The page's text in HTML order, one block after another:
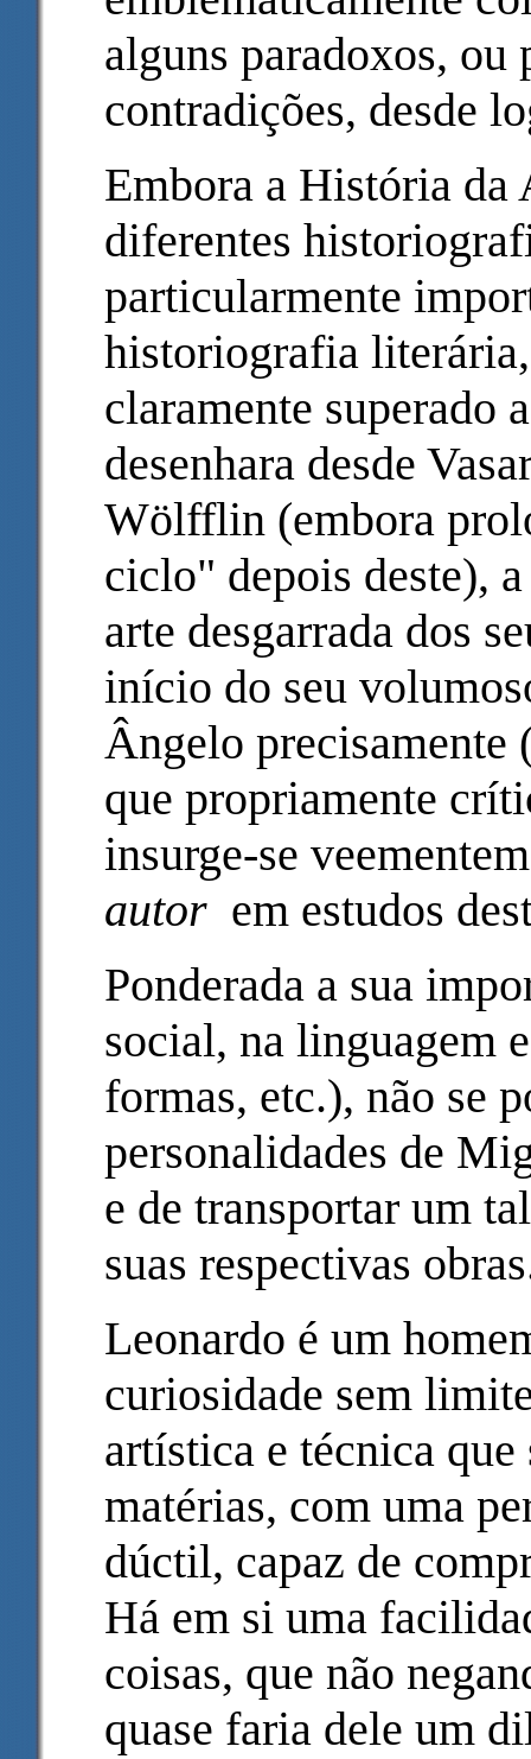
alguns paradoxos, ou
contradições, desde
Embora a História da
diferentes
particularmente
historiografia
claramente superado
desenhara desde
Wölfflin (embora
ciclo" depois deste),
arte desgarrada dos
início do seu
Ângelo precisamente
que propriamente
insurge-se
autor em estudos
Ponderada a sua
social, na linguagem
formas, etc.), não se
personalidades de
e de transportar um
suas respectivas
Leonardo é um
curiosidade sem
artística e técnica
matérias, com uma
dúctil, capaz de
Há em si uma
coisas, que não
quase faria dele um